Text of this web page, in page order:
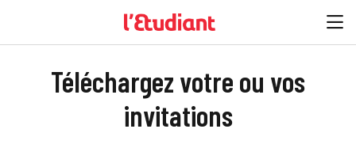
Téléchargez votre ou vos
invitations